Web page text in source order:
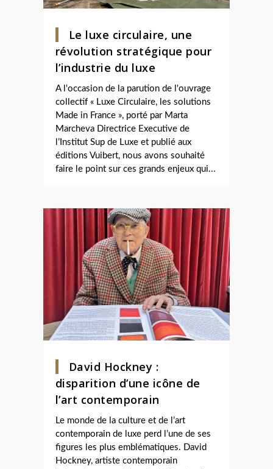
Le luxe circulaire, une
révolution stratégique pour
l’industrie du luxe
A l'occasion de la parution de l'ouvrage
collectif « Luxe Circulaire, les solutions
Made in France », porté par Marta
Marcheva Directrice Executive de
l’Institut Sup de Luxe et publié aux
éditions Vuibert, nous avons souhaité
faire le point sur ces grands enjeux qui...
David Hockney :
disparition d’une icône de
l’art contemporain
Le monde de la culture et de l’art
contemporain de luxe perd l’une de ses
figures les plus emblématiques. David
Hockney, artiste contemporain